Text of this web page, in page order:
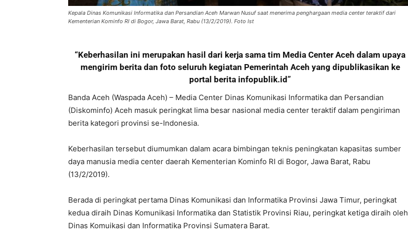
Kepala Dinas Komunikasi Informatika dan Persandian Aceh Marwan Nusuf saat menerima penghargaan media center teraktif dari
Kementerian Kominfo RI di Bogor, Jawa Barat, Rabu (13/2/2019). Foto Ist
“Keberhasilan ini merupakan hasil dari kerja sama tim Media Center Aceh dalam upaya
mengirim berita dan foto seluruh kegiatan Pemerintah Aceh yang dipublikasikan ke
portal berita infopublik.id”
Banda Aceh (Waspada Aceh) – Media Center Dinas Komunikasi Informatika dan Persandian
(Diskominfo) Aceh masuk peringkat lima besar nasional media center teraktif dalam pengiriman
berita kategori provinsi se-Indonesia.
Keberhasilan tersebut diumumkan dalam acara bimbingan teknis peningkatan kapasitas sumber
daya manusia media center daerah Kementerian Kominfo RI di Bogor, Jawa Barat, Rabu
(13/2/2019).
Berada di peringkat pertama Dinas Komunikasi dan Informatika Provinsi Jawa Timur, peringkat
kedua diraih Dinas Komunikasi Informatika dan Statistik Provinsi Riau, peringkat ketiga diraih oleh
Dinas Komuikasi dan Informatika Provinsi Sumatera Barat.